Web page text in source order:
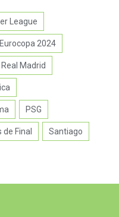
League
Eurocopa 2024
Real Madrid
PSG
de Final Santiago